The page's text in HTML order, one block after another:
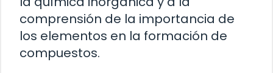
comprensión de la importancia de
los elementos en la formación de
compuestos.